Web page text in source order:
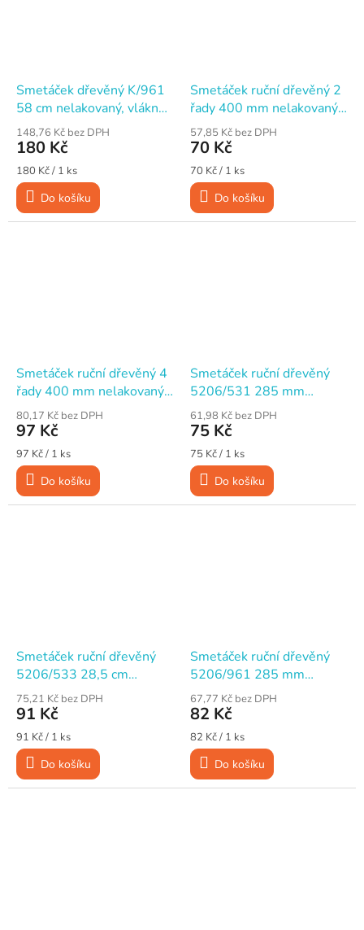
Smetáček dřevěný K/961
58 cm nelakovaný, vlákno
FÍBR
148,76 Kč bez DPH
180 Kč
Měrná
cena:
180 Kč / 1 ks
Do košíku
Smetáček ruční dřevěný 2
řady 400 mm nelakovaný,
vlákno směs
57,85 Kč bez DPH
70 Kč
Měrná
cena:
70 Kč / 1 ks
Do košíku
Smetáček ruční dřevěný 4
řady 400 mm nelakovaný,
vlákno směs
80,17 Kč bez DPH
97 Kč
Měrná
cena:
97 Kč / 1 ks
Do košíku
Smetáček ruční dřevěný
5206/531 285 mm
nelakovaný, vlákno směs
61,98 Kč bez DPH
75 Kč
Měrná
cena:
75 Kč / 1 ks
Do košíku
Smetáček ruční dřevěný
5206/533 28,5 cm
lakovaný, vlákno směs
75,21 Kč bez DPH
91 Kč
Měrná
cena:
91 Kč / 1 ks
Do košíku
Smetáček ruční dřevěný
5206/961 285 mm
nelakovaný, vlákno fíbr
67,77 Kč bez DPH
82 Kč
Měrná
cena:
82 Kč / 1 ks
Do košíku